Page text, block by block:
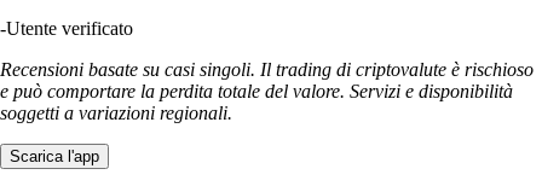
-Utente verificato
Recensioni basate su casi singoli. Il trading di criptovalute è rischioso
e può comportare la perdita totale del valore. Servizi e disponibilità
soggetti a variazioni regionali.
Scarica l'app